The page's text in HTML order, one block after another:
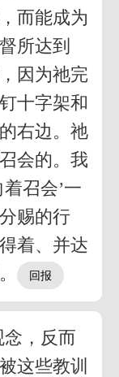
而能成为
所达到
因为祂完
十字架和
右边。祂
会的。我
召会’一
赐的行
着、并达
，反而
这些教训